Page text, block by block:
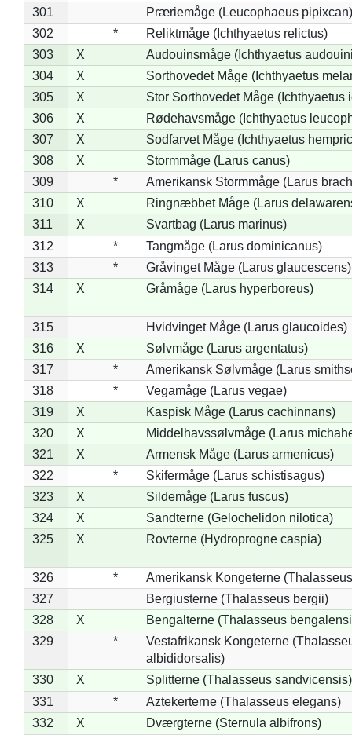
301
Præriemåge (Leucophaeus pipixcan)
302
*
Reliktmåge (Ichthyaetus relictus)
303
X
Audouinsmåge (Ichthyaetus
304
X
Sorthovedet Måge (Ichthyaetus
305
X
Stor Sorthovedet Måge (Ichthyaetus
306
X
Rødehavsmåge (Ichthyaetus
307
X
Sodfarvet Måge (Ichthyaetus
308
X
Stormmåge (Larus canus)
309
*
Amerikansk Stormmåge (Larus
310
X
Ringnæbbet Måge (Larus
311
X
Svartbag (Larus marinus)
312
*
Tangmåge (Larus dominicanus)
313
*
Gråvinget Måge (Larus glaucescens)
314
X Gråmåge (Larus hyperboreus)
315
Hvidvinget Måge (Larus glaucoides)
316
X
Sølvmåge (Larus argentatus)
317
*
Amerikansk Sølvmåge (Larus
318
*
Vegamåge (Larus vegae)
319
X
Kaspisk Måge (Larus cachinnans)
320
X
Middelhavssølvmåge (Larus
321
X
Armensk Måge (Larus armenicus)
322
*
Skifermåge (Larus schistisagus)
323
X
Sildemåge (Larus fuscus)
324
X
Sandterne (Gelochelidon nilotica)
325
X Rovterne (Hydroprogne caspia)
326 *
Amerikansk Kongeterne
327
Bergiusterne (Thalasseus bergii)
328
X
Bengalterne (Thalasseus
329
*
Vestafrikansk Kongeterne
albididorsalis)
330
X
Splitterne (Thalasseus sandvicensis)
331
*
Aztekerterne (Thalasseus elegans)
332
X
Dværgterne (Sternula albifrons)